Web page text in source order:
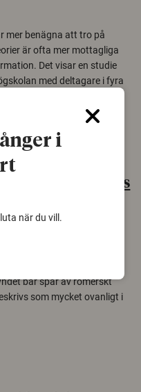
mer benägna att tro på
är ofta mer mottagliga
Det visar en studie
med deltagare i fyra
var Sveriges
länge trodde var en
bär spår av romerskt
som mycket ovanligt i
i
när du vill.